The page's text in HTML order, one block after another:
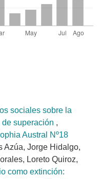
sociales sobre la
superación ,
Austral Nº18
Azúa, Jorge Hidalgo,
Loreto Quiroz,
como extinción: